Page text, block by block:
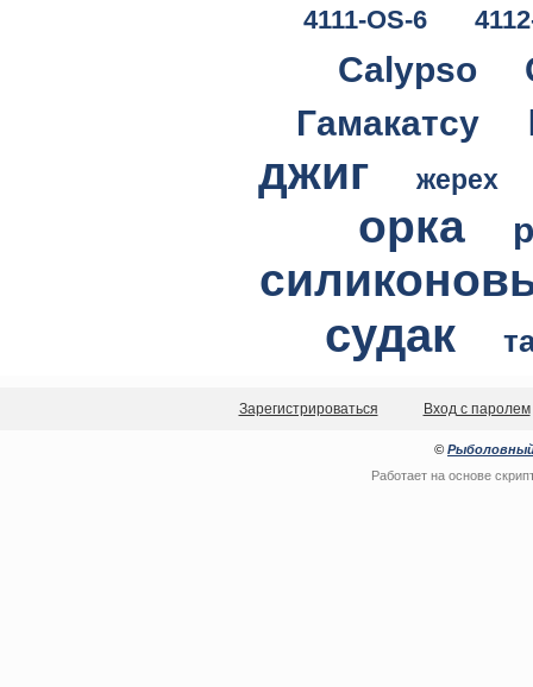
4111-OS-6
Calypso
Гамакатсу
джиг
жерех
орка
судак
Зарегистрироваться Вход с паролем
© Рыболовный
Работает на основе